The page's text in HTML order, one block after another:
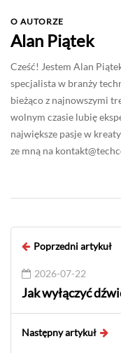
O AUTORZE
Alan Piątek
Cześć! Jestem Alan
specjalista w branży
bieżąco z najnowszymi
wolnym czasie lubię
największe pasje w
ze mną na
Poprzedni artykuł
2026-07-22
Jak wyłączyć
Następny artykuł